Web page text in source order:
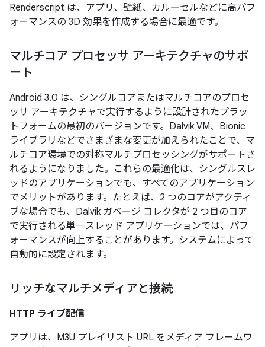
Renderscript は、アプリ、壁紙、カルーセルなどに高パフ
ォーマンスの 3D 効果を作成する場合に最適です。
マルチコア プロセッサ アーキテクチャのサポ
ート
Android 3.0 は、シングルコアまたはマルチコアのプロセ
ッサ アーキテクチャで実行するように設計されたプラッ
トフォームの最初のバージョンです。Dalvik VM、Bionic
ライブラリなどでさまざまな変更が加えられたことで、マ
ルチコア環境での対称マルチプロセッシングがサポートさ
れるようになりました。これらの最適化は、シングルスレ
ッドのアプリケーションでも、すべてのアプリケーション
でメリットがあります。たとえば、2 つのコアがアクティ
ブな場合でも、Dalvik ガベージ コレクタが 2 つ目のコア
で実行される単一スレッド アプリケーションでは、パフ
ォーマンスが向上することがあります。システムによって
自動的に設定されます。
リッチなマルチメディアと接続
HTTP ライブ配信
アプリは、M3U プレイリスト URL をメディア フレームワ